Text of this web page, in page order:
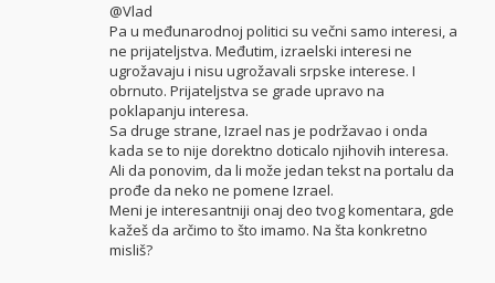
@Vlad
Pa u međunarodnoj politici su večni samo interesi, a
ne prijateljstva. Međutim, izraelski interesi ne
ugrožavaju i nisu ugrožavali srpske interese. I
obrnuto. Prijateljstva se grade upravo na
poklapanju interesa.
Sa druge strane, Izrael nas je podržavao i onda
kada se to nije dorektno doticalo njihovih interesa.
Ali da ponovim, da li može jedan tekst na portalu da
prođe da neko ne pomene Izrael.
Meni je interesantniji onaj deo tvog komentara, gde
kažeš da arčimo to što imamo. Na šta konkretno
misliš?